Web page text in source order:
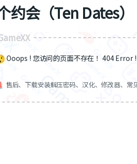
约会（Ten Dates）
Ooops ! 您访问的页面不存在 ！404 Error
售后、下载安装解压密码、汉化、修改器、常